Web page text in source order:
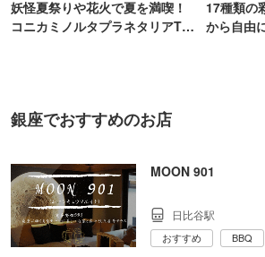
妖怪夏祭りや花火で夏を満喫！
コニカミノルタプラネタリアTO
17種類の
から自由
銀座でおすすめのお店
MOON 901
日比谷駅
おすすめ BBQ